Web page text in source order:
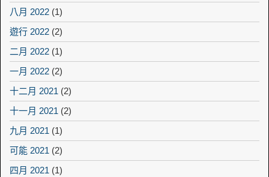
八月 2022 (1)
遊行 2022 (2)
二月 2022 (1)
一月 2022 (2)
十二月 2021 (2)
十一月 2021 (2)
九月 2021 (1)
可能 2021 (2)
四月 2021 (1)